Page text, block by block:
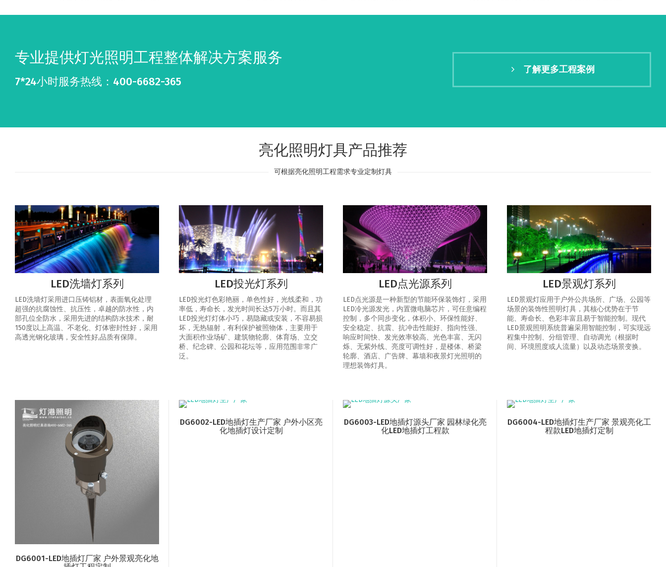
专业提供灯光照明工程整体解决方案服务
7*24小时服务热线：400-6682-365
了解更多工程案例
亮化照明灯具产品推荐
可根据亮化照明工程需求专业定制灯具
LED洗墙灯系列
LED洗墙灯采用进口压铸铝材，表面氧化处理
超强的抗腐蚀性、抗压性，卓越的防水性，内
部孔位全防水，采用先进的结构防水技术，耐
150度以上高温、不老化、灯体密封性好，采用
高透光钢化玻璃，安全性好,品质有保障。
LED投光灯系列
LED投光灯色彩艳丽，单色性好，光线柔和，功
率低，寿命长，发光时间长达5万小时。而且其
LED投光灯灯体小巧，易隐藏或安装，不容易损
坏，无热辐射，有利保护被照物体，主要用于
大面积作业场矿、建筑物轮廓、体育场、立交
桥、纪念碑、公园和花坛等，应用范围非常广
泛。
LED点光源系列
LED点光源是一种新型的节能环保装饰灯，采用
LED冷光源发光，内置微电脑芯片，可任意编程
控制，多个同步变化，体积小、环保性能好、
安全稳定、抗震、抗冲击性能好、指向性强、
响应时间快、发光效率较高、光色丰富、无闪
烁、无紫外线、亮度可调性好，是楼体、桥梁
轮廓、酒店、广告牌、幕墙和夜景灯光照明的
理想装饰灯具。
LED景观灯系列
LED景观灯应用于户外公共场所、广场、公园等
场景的装饰性照明灯具，其核心优势在于节
能、寿命长、色彩丰富且易于智能控制‌。‌现代
LED景观照明系统普遍采用智能控制，可实现‌远
程集中控制、分组管理、自动调光（根据时
间、环境照度或人流量）以及动态场景变换‌。
DG6001-LED地插灯厂家 户外景观亮化地
DG6002-LED地插灯生产厂家 户外小区亮
化地插灯设计定制
DG6003-LED地插灯源头厂家 园林绿化亮
化LED地插灯工程款
DG6004-LED地插灯生产厂家 景观亮化工
程款LED地插灯定制